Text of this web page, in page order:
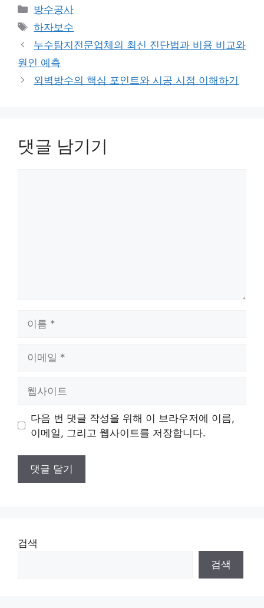
카
테
고
리
방수공사
태
그
하자보수
누수탐지전문업체의 최신 진단법과 비용 비교와
원인 예측
외벽방수의 핵심 포인트와 시공 시점 이해하기
댓글 남기기
트
다음 번 댓글 작성을 위해 이 브라우저에 이름,
이메일, 그리고 웹사이트를 저장합니다.
검색
검색